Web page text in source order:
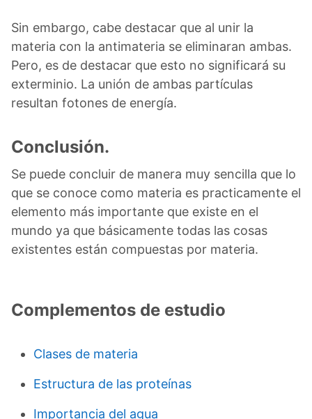
Sin embargo, cabe destacar que al unir la
materia con la antimateria se eliminaran ambas.
Pero, es de destacar que esto no significará su
exterminio. La unión de ambas partículas
resultan fotones de energía.
Conclusión.
Se puede concluir de manera muy sencilla que lo
que se conoce como materia es practicamente el
elemento más importante que existe en el
mundo ya que básicamente todas las cosas
existentes están compuestas por materia.
Complementos de estudio
Clases de materia
Estructura de las proteínas
Importancia del agua